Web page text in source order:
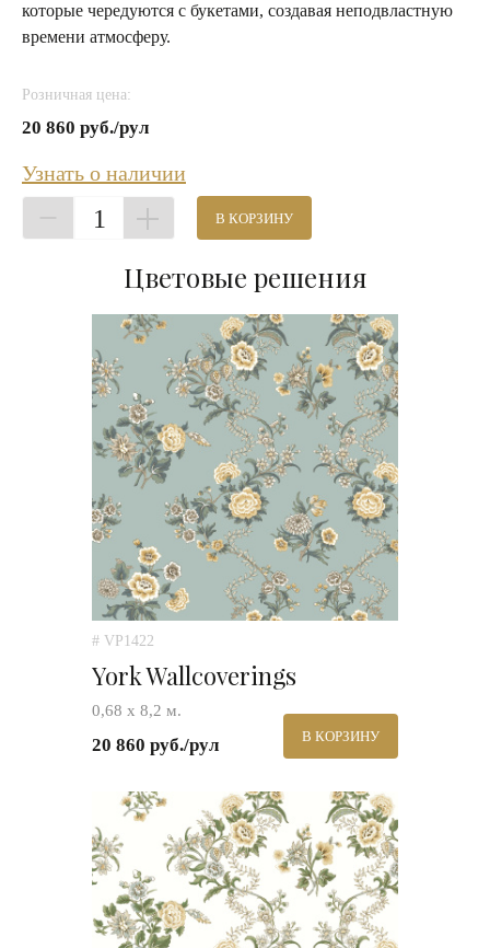
которые чередуются с букетами, создавая неподвластную
времени атмосферу.
Розничная цена:
20 860 руб./рул
Узнать о наличии
1 В КОРЗИНУ
Цветовые решения
# VP1422
York Wallcoverings
0,68 х 8,2 м.
20 860 руб./рул В КОРЗИНУ